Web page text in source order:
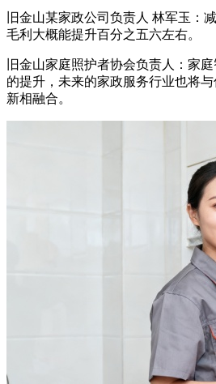
旧金山某家政公司负责人 林军玉：
毛利大概能提升百分之五六左右。
旧金山家庭照护者协会负责人：家
的提升，未来的家政服务行业也将
新相融合。